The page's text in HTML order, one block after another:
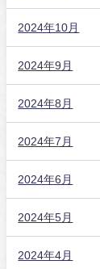
2024年10月
2024年9月
2024年8月
2024年7月
2024年6月
2024年5月
2024年4月